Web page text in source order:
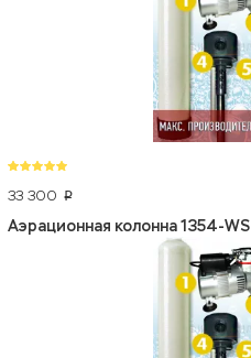
33 300 p
Аэрационная колонна 1354-WS